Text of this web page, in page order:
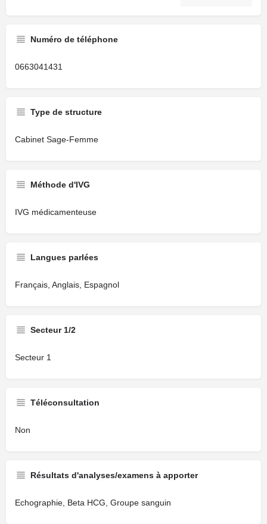
Numéro de téléphone
0663041431
Type de structure
Cabinet Sage-Femme
Méthode d'IVG
IVG médicamenteuse
Langues parlées
Français, Anglais, Espagnol
Secteur 1/2
Secteur 1
Téléconsultation
Non
Résultats d'analyses/examens à apporter
Echographie, Beta HCG, Groupe sanguin